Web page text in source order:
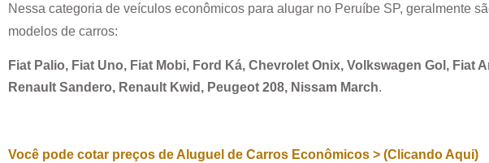
Nessa categoria de veículos econômicos para alugar no Peruíbe SP, geralmente
modelos de carros:
Fiat Palio, Fiat Uno, Fiat Mobi, Ford Ká, Chevrolet Onix, Volkswagen Gol, Fiat
Renault Sandero, Renault Kwid, Peugeot 208, Nissam March.
Você pode cotar preços de Aluguel de Carros Econômicos > (Clicando Aqui)